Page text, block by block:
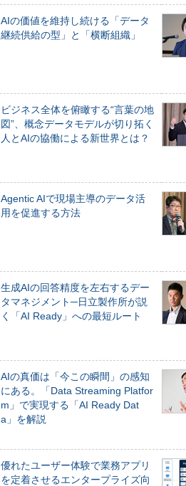
AIの価値を維持し続ける「データ
継続供給の型」と「横断組織」
ビジネス全体を俯瞰する“言葉の地
図”、概念データモデルが切り拓く
人とAIの協働による新世界とは？
Agentic AIで現場主導のデータ活
用を促進する方法
生成AIの回答精度を左右するデー
タマネジメント─日立製作所が説
く「AI Ready」への最短ルート
AIの真価は「今この瞬間」の感知
にある。「Data Streaming Platfor
m」で実現する「AI Ready Dat
a」を解説
優れたユーザー体験で業務アプリ
を定着させるエンタープライズ向